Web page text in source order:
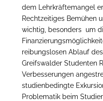
dem Lehrkräftemangel
Rechtzeitiges Bemühen
wichtig, besonders um
reibungslosen Ablauf
Greifswalder Studenten
Verbesserungen
studienbedingte
Problematik beim